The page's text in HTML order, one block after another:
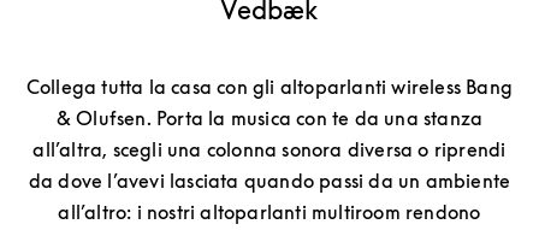
Vedbæk
Collega tutta la casa con gli altoparlanti wireless Bang
& Olufsen. Porta la musica con te da una stanza
all’altra, scegli una colonna sonora diversa o riprendi
da dove l’avevi lasciata quando passi da un ambiente
all’altro: i nostri altoparlanti multiroom rendono